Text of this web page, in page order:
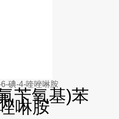
碘-4-喹唑啉胺
苄氧基)苯
啉胺